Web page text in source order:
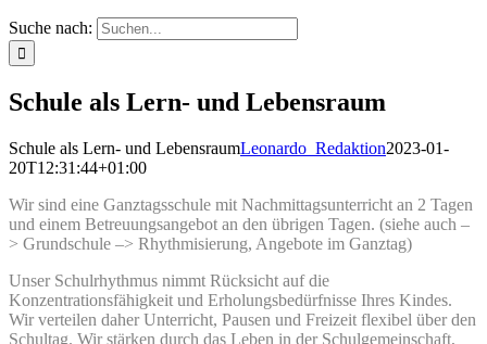
Suche nach:
Schule als Lern- und Lebensraum
Schule als Lern- und LebensraumLeonardo_Redaktion2023-01-
20T12:31:44+01:00
Wir sind eine Ganztagsschule mit Nachmittagsunterricht an 2 Tagen
und einem Betreuungsangebot an den übrigen Tagen. (siehe auch –
> Grundschule –> Rhythmisierung, Angebote im Ganztag)
Unser Schulrhythmus nimmt Rücksicht auf die
Konzentrationsfähigkeit und Erholungsbedürfnisse Ihres Kindes.
Wir verteilen daher Unterricht, Pausen und Freizeit flexibel über den
Schultag. Wir stärken durch das Leben in der Schulgemeinschaft,